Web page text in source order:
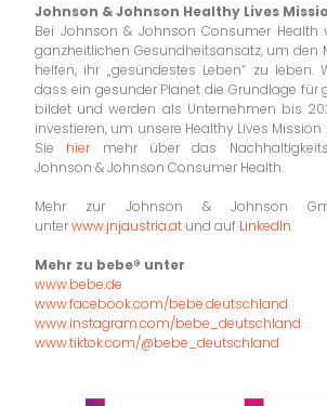
Johnson & Johnson Healthy Lives
Bei Johnson & Johnson Consumer Health
ganzheitlichen Gesundheitsansatz, um den
helfen, ihr „gesündestes Leben“ zu leben.
dass ein gesunder Planet die Grundlage für
bildet und werden als Unternehmen bis
investieren, um unsere Healthy Lives Mission
Sie hiermehr über das
Johnson & Johnson Consumer Health.
Mehr zur Johnson & Johnson
unterwww.jnjaustria.at und auf LinkedIn.
Mehr zu bebe® unter
www.bebe.de
www.facebook.com/bebe.deutschland
www.instagram.com/bebe_deutschland
www.tiktok.com/@bebe_deutschland